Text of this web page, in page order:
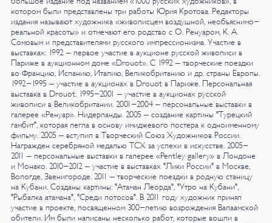
котором были представлены три работы Юрия Кротова. Редакторы
издания называют художника «живописцем воздушной, необъяснимо-
реальной красоты» и отмечают его родство с О. Ренуаром, К. А.
Сомовым и представителями русского импрессионизма. Участие в
выставках: 1992 – первое участие в аукционе русской живописи в
Париже в аукционном доме «Drouot». С 1992 – творческие поездки
во Францию, Испанию, Италию, Великобританию и др. страны Европы.
1992-1995 – участие в аукционах в Drouot в Париже. Персональная
выставка в Drouot. 1995-2001 – участие в аукционах русской
живописи в Великобритании. 2001-2004 – персональные выставки в
галерее «Ренуар». Нидерланды. 2005 – создание картины "Турецкий
гамбит", которая легла в основу имиджевого постера к одноименному
фильму. 2005 – вступил в Творческий Союз Художников России.
Награжден серебряной медалью ТСХ за успехи в искусстве. 2005-
2011 – персональные выставки в галерее «Pentley gallery» в Лондоне
и Монако. 2010-2012 – участие в выставках "Лики России" в Москве,
Вологде, Звенигороде. 2011 – творческие поездки в родную станицу
на Кубани. Созданы картины: "Атаман Леорда", "Утро на Кубани",
"Рыбалка атамана", "Среди лотосов". В 2011 году художник принял
участие в проекте, посвященном 300-летию возрождения Валаамской
обители. Им были написаны несколько работ, которые вошли в